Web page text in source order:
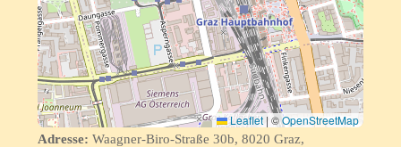
Leaflet | ©OpenStreetMap
Adresse: Waagner-Biro-Straße 30b, 8020 Graz,